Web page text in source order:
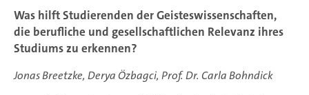
Was hilft Studierenden der Geisteswissenschaften,
die berufliche und gesellschaftlichen Relevanz ihres
Studiums zu erkennen?
Jonas Breetzke, Derya Özbagci, Prof. Dr. Carla Bohndick